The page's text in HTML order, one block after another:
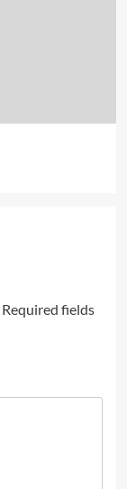
Required fields